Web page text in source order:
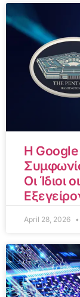
Η
Οι Ίδιοι
April 28, 2026